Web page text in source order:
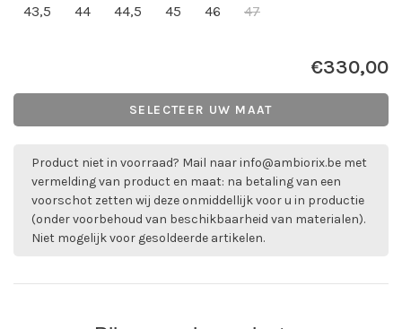
43,5
44 44,5 45 46 47
€330,00
SELECTEER UW MAAT
Product niet in voorraad? Mail naarinfo@ambiorix.be met
vermelding van product en maat: na betaling van een
voorschot zetten wij deze onmiddellijk voor u in productie
(onder voorbehoud van beschikbaarheid van materialen).
Niet mogelijk voor gesoldeerde artikelen.